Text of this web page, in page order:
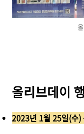
올리브데이
2023년 1월 25일(수)